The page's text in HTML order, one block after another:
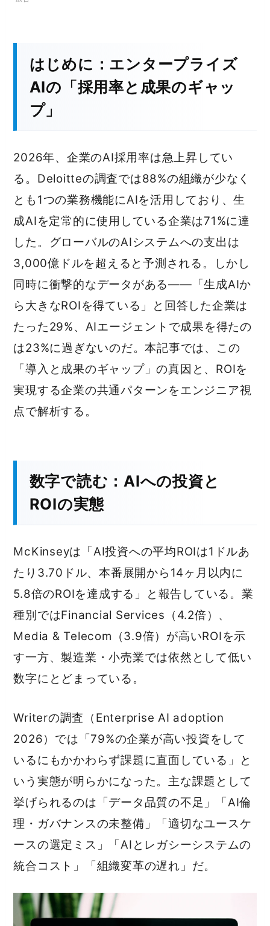
はじめに：エンタープライズ
AIの「採用率と成果のギャッ
プ」
2026年、企業のAI採用率は急上昇してい
る。Deloitteの調査では88%の組織が少なく
とも1つの業務機能にAIを活用しており、生
成AIを定常的に使用している企業は71%に達
した。グローバルのAIシステムへの支出は
3,000億ドルを超えると予測される。しかし
同時に衝撃的なデータがある——「生成AIか
ら大きなROIを得ている」と回答した企業は
たった29%、AIエージェントで成果を得たの
は23%に過ぎないのだ。本記事では、この
「導入と成果のギャップ」の真因と、ROIを
実現する企業の共通パターンをエンジニア視
点で解析する。
数字で読む：AIへの投資と
ROIの実態
McKinseyは「AI投資への平均ROIは1ドルあ
たり3.70ドル、本番展開から14ヶ月以内に
5.8倍のROIを達成する」と報告している。業
種別ではFinancial Services（4.2倍）、
Media & Telecom（3.9倍）が高いROIを示
す一方、製造業・小売業では依然として低い
数字にとどまっている。
Writerの調査（Enterprise AI adoption
2026）では「79%の企業が高い投資をして
いるにもかかわらず課題に直面している」と
いう実態が明らかになった。主な課題として
挙げられるのは「データ品質の不足」「AI倫
理・ガバナンスの未整備」「適切なユースケ
ースの選定ミス」「AIとレガシーシステムの
統合コスト」「組織変革の遅れ」だ。